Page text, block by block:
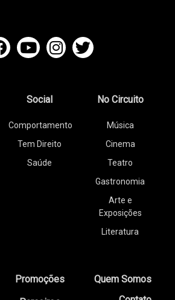
Social
Comportamento
Tem Direito
Saúde
No Circuito
Música
Cinema
Teatro
Gastronomia
Arte e
Exposições
Literatura
Promoções
Quem Somos